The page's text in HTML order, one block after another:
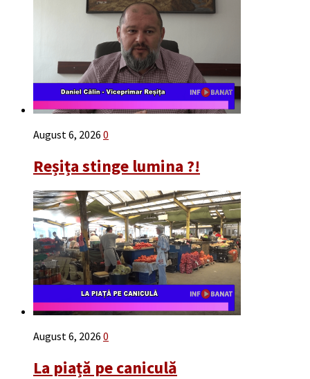
August 6, 2026 0
Reșița stinge lumina ?!
August 6, 2026 0
La piață pe caniculă